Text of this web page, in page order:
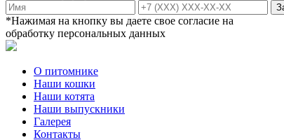
*Нажимая на кнопку вы даете свое согласие на
обработку персональных данных
О питомнике
Наши кошки
Наши котята
Наши выпускники
Галерея
Контакты